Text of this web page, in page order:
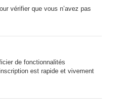
vérifier que vous n’avez pas
de fonctionnalités
est rapide et vivement